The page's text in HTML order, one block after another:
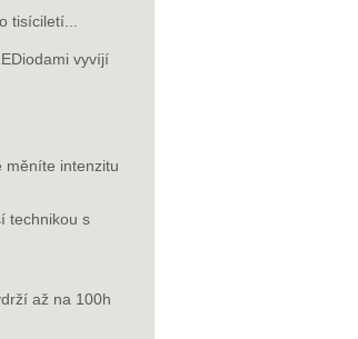
tisíciletí...
vyvíjí
měníte intenzitu
technikou s
až na 100h